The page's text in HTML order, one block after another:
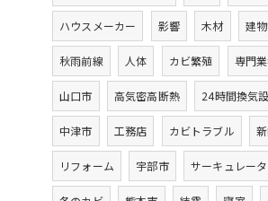
ハウスメーカー 影響 木材 建物
秋雨前線 人体 カビ繁殖 専門
山口市 高気密高断熱 24時間換気
中津市 工務店 カビトラブル
リフォーム 宇部市 サーキュレー